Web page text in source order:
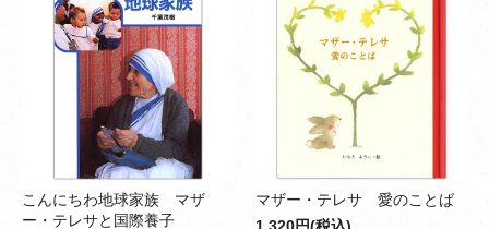
こんにちわ地球家族 マザ
ー・テレサと国際養子
マザー・テレサ 愛のことば